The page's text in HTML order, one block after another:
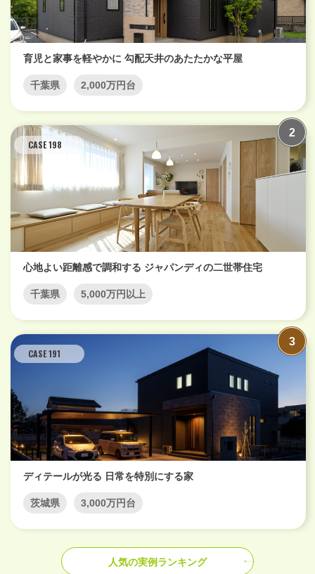
育児と家事を軽やかに 勾配天井のあたたかな平屋
千葉県 2,000万円台
CASE 198
心地よい距離感で調和する ジャパンディの二世帯住宅
千葉県 5,000万円以上
CASE 191
ディテールが光る 日常を特別にする家
茨城県 3,000万円台
人気の実例ランキング